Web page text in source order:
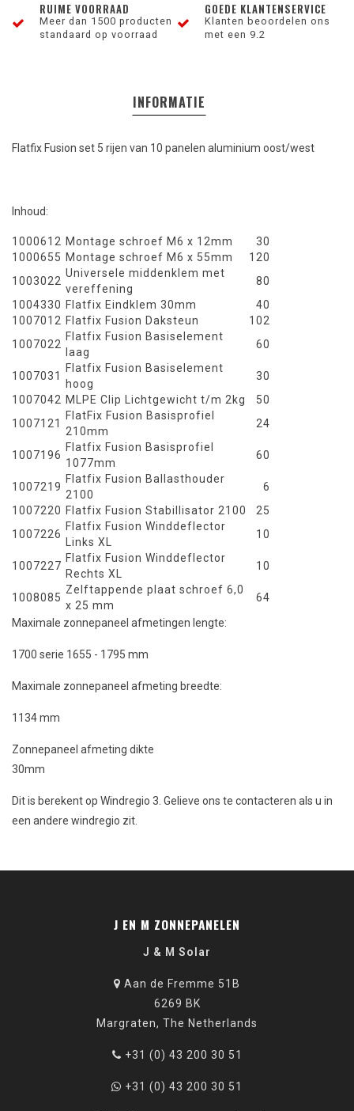
RUIME VOORRAAD
Meer dan 1500 producten
standaard op voorraad
GOEDE KLANTENSERVICE
Klanten beoordelen ons
met een 9.2
INFORMATIE
Flatfix Fusion set 5 rijen van 10 panelen aluminium oost/west
Inhoud:
1000612 Montage schroef M6 x 12mm
30
1000655 Montage schroef M6 x 55mm
120
1003022
Universele middenklem met
vereffening
80
1004330 Flatfix Eindklem 30mm
40
1007012 Flatfix Fusion Daksteun
102
1007022
Flatfix Fusion Basiselement
laag
60
1007031
Flatfix Fusion Basiselement
hoog
30
1007042 MLPE Clip Lichtgewicht t/m 2kg
50
1007121
FlatFix Fusion Basisprofiel
210mm
24
1007196
Flatfix Fusion Basisprofiel
1077mm
60
1007219
Flatfix Fusion Ballasthouder
2100
6
1007220 Flatfix Fusion Stabillisator 2100
25
1007226
Flatfix Fusion Winddeflector
Links XL
10
1007227
Flatfix Fusion Winddeflector
Rechts XL
10
1008085
Zelftappende plaat schroef 6,0
x 25 mm
64
Maximale zonnepaneel afmetingen lengte:
1700 serie 1655 - 1795 mm
Maximale zonnepaneel afmeting breedte:
1134 mm
Zonnepaneel afmeting dikte
30mm
Dit is berekent op Windregio 3. Gelieve ons te contacteren als u in
een andere windregio zit.
J EN M ZONNEPANELEN
J & M Solar
Aan de Fremme 51B
6269 BK
Margraten, The Netherlands
+31 (0) 43 200 30 51
+31 (0) 43 200 30 51